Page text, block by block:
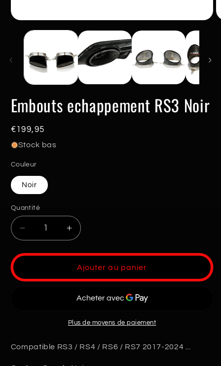
média
une
fenêtre
modale
Embouts echappement RS3 Noir
Prix
habituel
€199,95
Stock bas
Couleur
Noir
Quantité
Quantité
Réduire
la
quantité
Embouts
Augmenter
la
quantité
de
RS3
Ajouter au panier
Plus de moyens de paiement
Compatible RS3 / RS4 / RS6 / RS7 2017-2024 ...